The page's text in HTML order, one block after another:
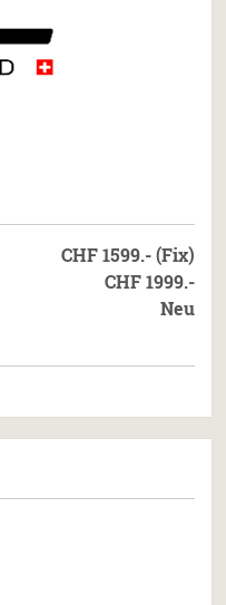
CHF 1599.- (Fix)
CHF 1999.-
Neu